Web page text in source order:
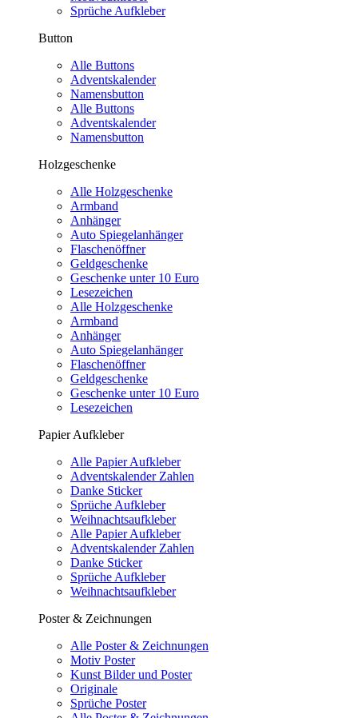
Sprüche Aufkleber
Button
Alle Buttons
Adventskalender
Namensbutton
Alle Buttons
Adventskalender
Namensbutton
Holzgeschenke
Alle Holzgeschenke
Armband
Anhänger
Auto Spiegelanhänger
Flaschenöffner
Geldgeschenke
Geschenke unter 10 Euro
Lesezeichen
Alle Holzgeschenke
Armband
Anhänger
Auto Spiegelanhänger
Flaschenöffner
Geldgeschenke
Geschenke unter 10 Euro
Lesezeichen
Papier Aufkleber
Alle Papier Aufkleber
Adventskalender Zahlen
Danke Sticker
Sprüche Aufkleber
Weihnachtsaufkleber
Alle Papier Aufkleber
Adventskalender Zahlen
Danke Sticker
Sprüche Aufkleber
Weihnachtsaufkleber
Poster & Zeichnungen
Alle Poster & Zeichnungen
Motiv Poster
Kunst Bilder und Poster
Originale
Sprüche Poster